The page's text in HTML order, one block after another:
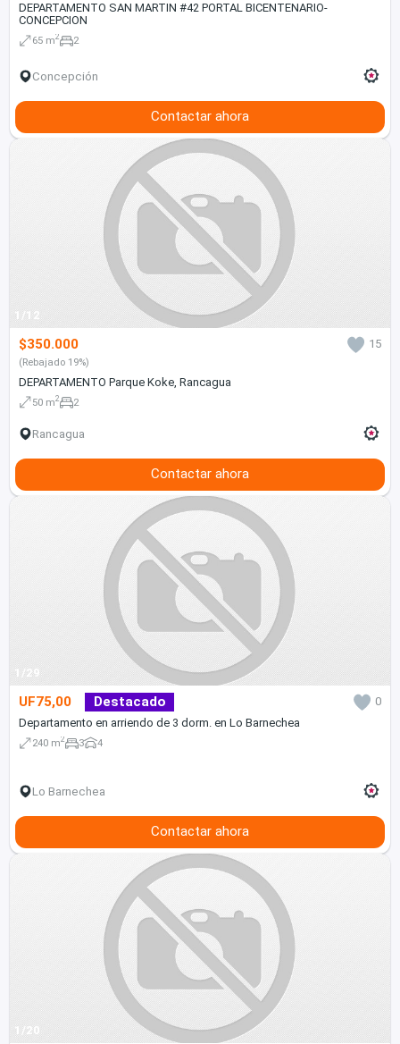
DEPARTAMENTO SAN MARTIN #42 PORTAL BICENTENARIO-
CONCEPCION
65 m2 2
Concepción
Contactar ahora
1/12
$350.000 15
(Rebajado 19%)
DEPARTAMENTO Parque Koke, Rancagua
50 m2 2
Rancagua
Contactar ahora
1/29
UF75,00 Destacado
0
Departamento en arriendo de 3 dorm. en Lo Barnechea
240 m2 3 4
Lo Barnechea
Contactar ahora
1/20